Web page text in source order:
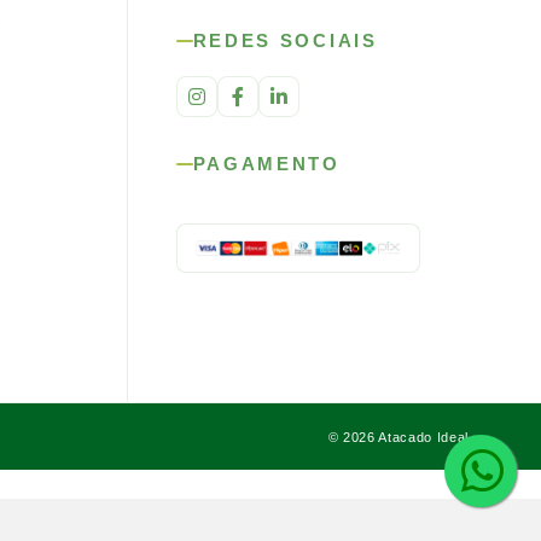
REDES SOCIAIS
PAGAMENTO
© 2026 Atacado Ideal